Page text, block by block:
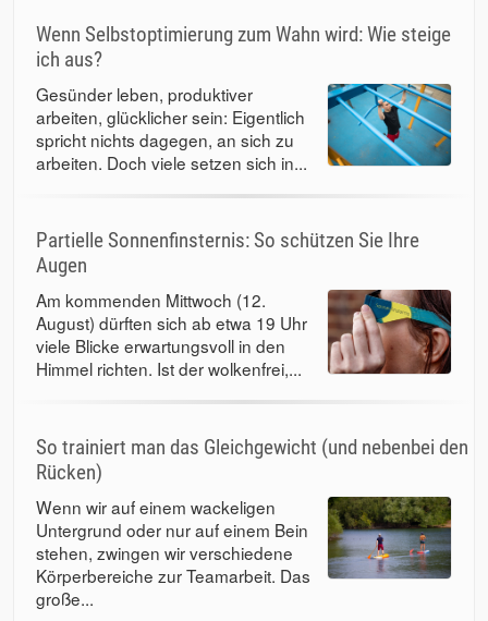
Wenn Selbstoptimierung zum Wahn wird: Wie steige
ich aus?
Gesünder leben, produktiver
arbeiten, glücklicher sein: Eigentlich
spricht nichts dagegen, an sich zu
arbeiten. Doch viele setzen sich in...
Partielle Sonnenfinsternis: So schützen Sie Ihre
Augen
Am kommenden Mittwoch (12.
August) dürften sich ab etwa 19 Uhr
viele Blicke erwartungsvoll in den
Himmel richten. Ist der wolkenfrei,...
So trainiert man das Gleichgewicht (und nebenbei den
Rücken)
Wenn wir auf einem wackeligen
Untergrund oder nur auf einem Bein
stehen, zwingen wir verschiedene
Körperbereiche zur Teamarbeit. Das
große...